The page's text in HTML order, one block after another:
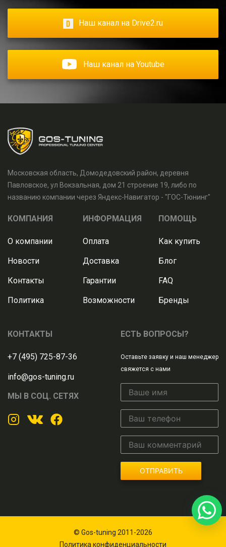
Наш канал на Drive2.ru
Наш канал на Youtube
Московская область, Домодедовский район, деревня
Павловское, ул Вокзальная, дом 21 строение 19, либо по
названию компании через Яндекс-Навигатор - "ГОС-Тюнинг"
КОМПАНИЯ
О компании
Новости
Контакты
Политика
ИНФОРМАЦИЯ
Оплата
Доставка
Гарантии
Возможности
ПОМОЩЬ
Как купить
Блог
FAQ
Бренды
КОНТАКТЫ
+7 (495) 725-87-36
info@gos-tuning.ru
МЫ В СОЦ. СЕТЯХ
ЕСТЬ ВОПРОСЫ?
Оставьте заявку и наш менеджер
свяжется с нами
ОТПРАВИТЬ
© Gos-tuning 2011-2026
Политика конфиденциальности